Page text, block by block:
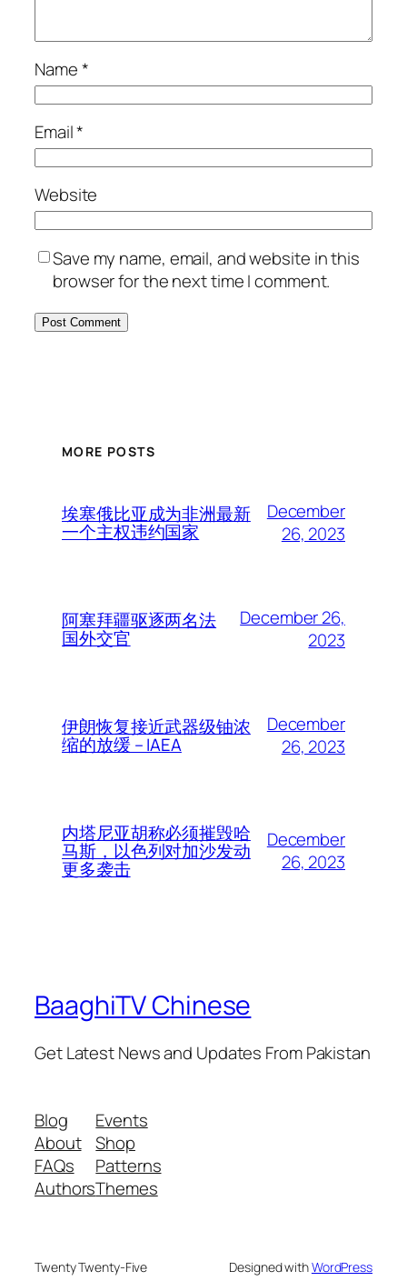
Name*
Email*
Website
Save my name, email, and website in this
browser for the next time I comment.
MORE POSTS
埃塞俄比亚成为非洲最新
一个主权违约国家
December
26, 2023
阿塞拜疆驱逐两名法
国外交官
December 26,
2023
伊朗恢复接近武器级铀浓
缩的放缓 – IAEA
December
26, 2023
内塔尼亚胡称必须摧毁哈
马斯，以色列对加沙发动
更多袭击
December
26, 2023
BaaghiTV Chinese
Get Latest News and Updates From Pakistan
Blog
About
FAQs
Authors
Events
Shop
Patterns
Themes
Twenty Twenty-Five Designed withWordPress